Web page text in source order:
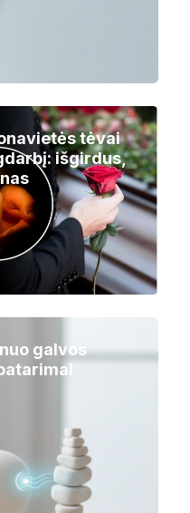
tėvai
išgirdus,
galvos